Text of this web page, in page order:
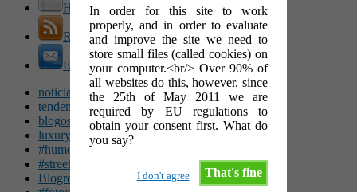
In order for this site to work
properly, and in order to evaluate
and improve the site we need to
store small files (called cookies) on
your computer.<br/> Over 90% of
all websites do this, however, since
the 25th of May 2011 we are
required by EU regulations to
obtain your consent first. What do
you say?
That's fine
I don't agree
Home
RSS Feed
E-Mail
noticias (142)
tendencias (100)
blogosfera (62)
luxury (49)
#humor (47)
#streetart (34)
Blogroll (26)